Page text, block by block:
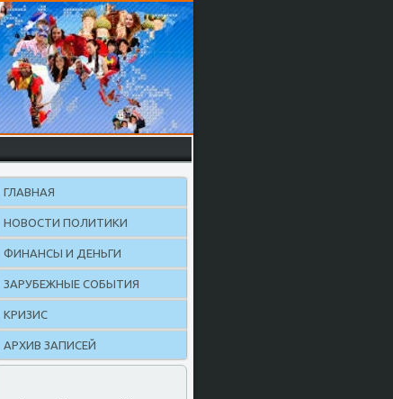
ГЛАВНАЯ
НОВОСТИ ПОЛИТИКИ
ФИНАНСЫ И ДЕНЬГИ
ЗАРУБЕЖНЫЕ СОБЫТИЯ
КРИЗИС
АРХИВ ЗАПИСЕЙ